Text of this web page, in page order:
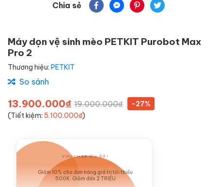
Chia sẻ
Máy dọn vệ sinh mèo PETKIT Purobot Max
Pro 2
Thương hiệu: PETKIT
So sánh
13.900.000₫ 19.000.000₫
-27%
(Tiết kiệm: 5.100.000₫)
VOUCHER ƯU ĐÃI
Giảm 10% cho đơn hàng giá trị tối thiểu
500K. Giảm đến 2 TRIỆU